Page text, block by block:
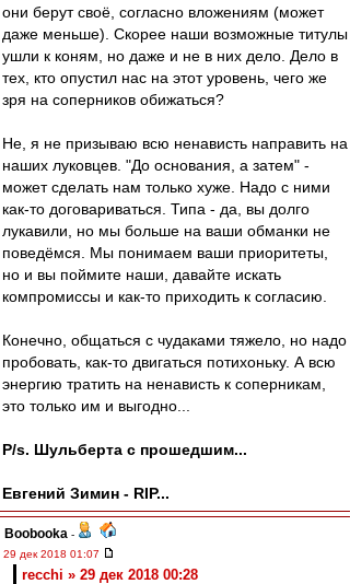
они берут своё, согласно вложениям (может
даже меньше). Скорее наши возможные титулы
ушли к коням, но даже и не в них дело. Дело в
тех, кто опустил нас на этот уровень, чего же
зря на соперников обижаться?
Не, я не призываю всю ненависть направить на
наших луковцев. "До основания, а затем" -
может сделать нам только хуже. Надо с ними
как-то договариваться. Типа - да, вы долго
лукавили, но мы больше на ваши обманки не
поведёмся. Мы понимаем ваши приоритеты,
но и вы поймите наши, давайте искать
компромиссы и как-то приходить к согласию.
Конечно, общаться с чудаками тяжело, но надо
пробовать, как-то двигаться потихоньку. А всю
энергию тратить на ненависть к соперникам,
это только им и выгодно...
P/s. Шульберта с прошедшим...
Евгений Зимин - RIP...
Boobooka -
29 дек 2018 01:07
recchi » 29 дек 2018 00:28